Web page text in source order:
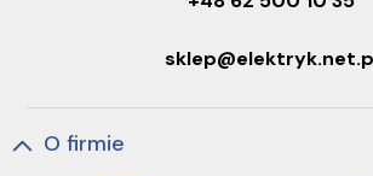
O firmie